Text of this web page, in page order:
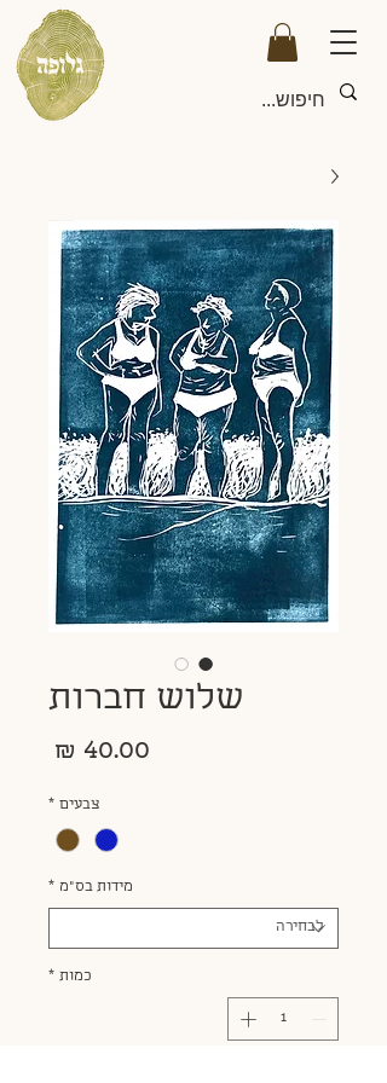
שלוש חברות
צבעים *
מידות בס״מ *
כמות *